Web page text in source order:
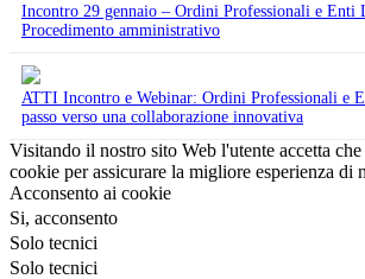
Incontro 29 gennaio – Ordini Professionali e Enti
Procedimento amministrativo
ATTI Incontro e Webinar: Ordini Professionali e
passo verso una collaborazione innovativa
Visitando il nostro sito Web l'utente accetta
cookie per assicurare la migliore esperienza di
Acconsento ai cookie
Si, acconsento
Solo tecnici
Solo tecnici